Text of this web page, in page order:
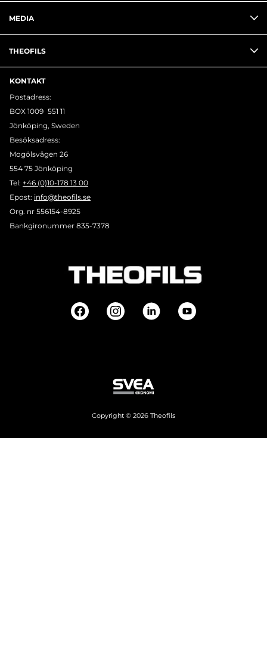
MEDIA
THEOFILS
KONTAKT
Postadress:
BOX 1009 551 11
Jönköping, Sweden
Besöksadress:
Mogölsvägen 26
554 75 Jönköping
Tel: +46 (0)10-178 13 00
Epost: info@theofils.se
Org. nr 556154-8925
Bankgironummer 835-7378
Copyright © 2026 Theofils